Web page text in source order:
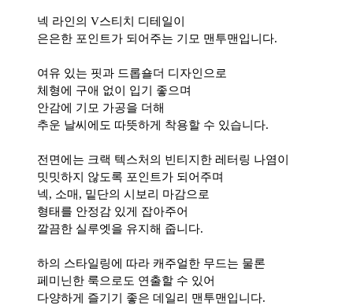
넥 라인의 V스티치 디테일이
은은한 포인트가 되어주는 기모 맨투맨입니다.
여유 있는 핏과 드롭숄더 디자인으로
체형에 구애 없이 입기 좋으며
안감에 기모 가공을 더해
추운 날씨에도 따뜻하게 착용할 수 있습니다.
전면에는 크랙 텍스처의 빈티지한 레터링 나염이
밋밋하지 않도록 포인트가 되어주며
넥, 소매, 밑단의 시보리 마감으로
형태를 안정감 있게 잡아주어
깔끔한 실루엣을 유지해 줍니다.
하의 스타일링에 따라 캐주얼한 무드는 물론
페미닌한 룩으로도 연출할 수 있어
다양하게 즐기기 좋은 데일리 맨투맨입니다.